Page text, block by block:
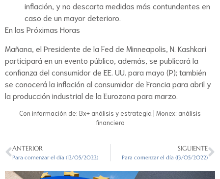
inflación, y no descarta medidas más contundentes en
caso de un mayor deterioro.
En las Próximas Horas
Mañana, el Presidente de la Fed de Minneapolis, N. Kashkari
participará en un evento público, además, se publicará la
confianza del consumidor de EE. UU. para mayo (P); también
se conocerá la inflación al consumidor de Francia para abril y
la producción industrial de la Eurozona para marzo.
Con información de: Bx+ análisis y estrategia | Monex: análisis
financiero
ANTERIOR
Para comenzar el día (12/05/2022)
SIGUIENTE
Para comenzar el día (13/05/2022)